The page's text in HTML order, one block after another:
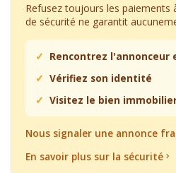
Refusez toujours les paiements
de sécurité ne garantit
Rencontrez l'annonceur
Vérifiez son identité
Visitez le bien
Nous signaler une annonce
En savoir plus sur la sécurité